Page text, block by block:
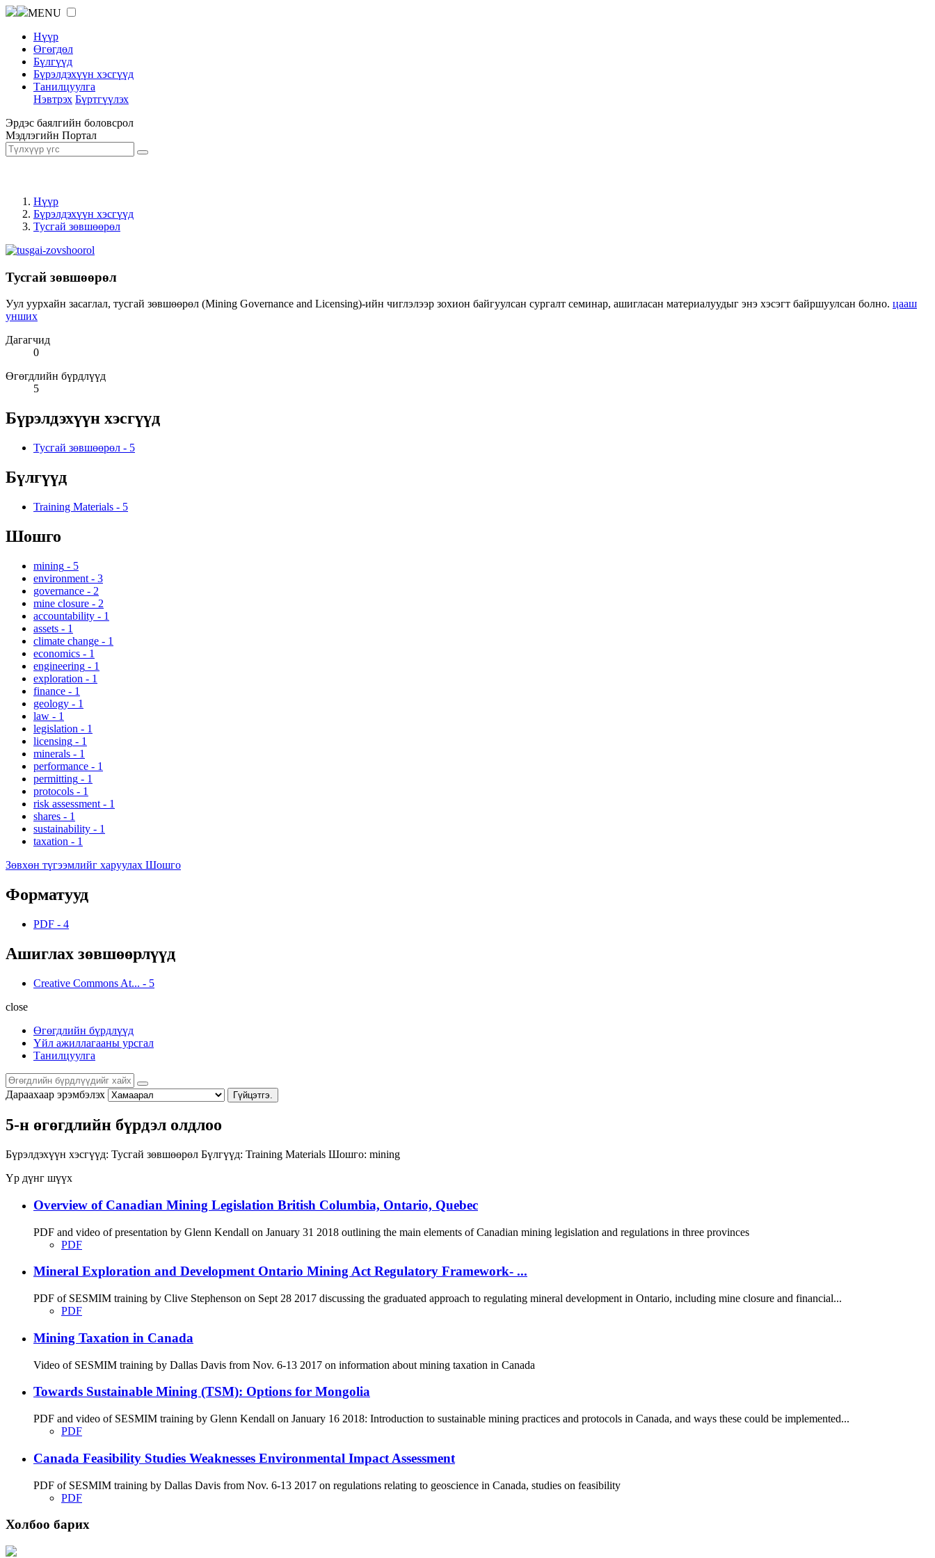
MENU
Нүүр
Өгөгдөл
Бүлгүүд
Бүрэлдэхүүн хэсгүүд
Танилцуулга
Нэвтрэх Бүртгүүлэх
Эрдэс баялгийн боловсрол
Мэдлэгийн Портал
Нүүр
Бүрэлдэхүүн хэсгүүд
Тусгай зөвшөөрөл
Тусгай зөвшөөрөл
Уул уурхайн засаглал, тусгай зөвшөөрөл (Mining Governance and Licensing)-ийн чиглэлээр зохион байгуулсан сургалт семинар, ашигласан материалуудыг энэ хэсэгт байршуулсан болно. цааш
унших
Дагагчид
0
Өгөгдлийн бүрдлүүд
5
Бүрэлдэхүүн хэсгүүд
Тусгай зөвшөөрөл - 5
Бүлгүүд
Training Materials - 5
Шошго
mining - 5
environment - 3
governance - 2
mine closure - 2
accountability - 1
assets - 1
climate change - 1
economics - 1
engineering - 1
exploration - 1
finance - 1
geology - 1
law - 1
legislation - 1
licensing - 1
minerals - 1
performance - 1
permitting - 1
protocols - 1
risk assessment - 1
shares - 1
sustainability - 1
taxation - 1
Зөвхөн түгээмлийг харуулах Шошго
Форматууд
PDF - 4
Ашиглах зөвшөөрлүүд
Creative Commons At... - 5
close
Өгөгдлийн бүрдлүүд
Үйл ажиллагааны урсгал
Танилцуулга
Дараахаар эрэмбэлэх Гүйцэтгэ.
5-н өгөгдлийн бүрдэл олдлоо
Бүрэлдэхүүн хэсгүүд: Тусгай зөвшөөрөл Бүлгүүд: Training Materials Шошго: mining
Үр дүнг шүүх
Overview of Canadian Mining Legislation British Columbia, Ontario, Quebec
PDF and video of presentation by Glenn Kendall on January 31 2018 outlining the main elements of Canadian mining legislation and regulations in three provinces
PDF
Mineral Exploration and Development Ontario Mining Act Regulatory Framework- ...
PDF of SESMIM training by Clive Stephenson on Sept 28 2017 discussing the graduated approach to regulating mineral development in Ontario, including mine closure and financial...
PDF
Mining Taxation in Canada
Video of SESMIM training by Dallas Davis from Nov. 6-13 2017 on information about mining taxation in Canada
Towards Sustainable Mining (TSM): Options for Mongolia
PDF and video of SESMIM training by Glenn Kendall on January 16 2018: Introduction to sustainable mining practices and protocols in Canada, and ways these could be implemented...
PDF
Canada Feasibility Studies Weaknesses Environmental Impact Assessment
PDF of SESMIM training by Dallas Davis from Nov. 6-13 2017 on regulations relating to geoscience in Canada, studies on feasibility
PDF
Холбоо барих